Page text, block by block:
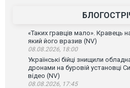
«Таких гравців мало». Кравець
який його вразив (NV)
08.08.2026, 18:00
Українські бійці знищили
дронами на буровій установці
відео (NV)
08.08.2026, 17:45